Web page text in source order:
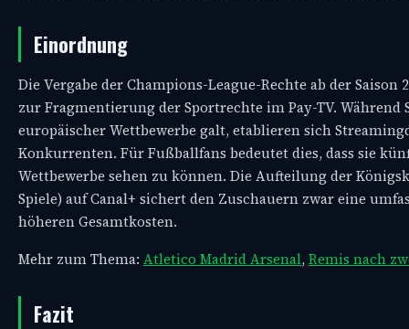
Einordnung
Die Vergabe der Champions-League-Rechte ab der
zur Fragmentierung der Sportrechte im Pay-TV.
europäischer Wettbewerbe galt, etablieren sich
Konkurrenten. Für Fußballfans bedeutet dies, dass sie
Wettbewerbe sehen zu können. Die Aufteilung der
Spiele) auf Canal+ sichert den Zuschauern zwar eine
höheren Gesamtkosten.
Mehr zum Thema: Atletico Madrid Arsenal, Remis nach
Fazit